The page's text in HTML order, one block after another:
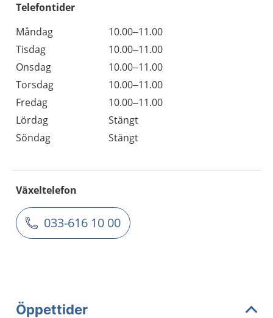
Telefontider
Måndag
10.00–11.00
Tisdag
10.00–11.00
Onsdag
10.00–11.00
Torsdag
10.00–11.00
Fredag
10.00–11.00
Lördag
Stängt
Söndag
Stängt
Växeltelefon
033-616 10 00
Öppettider